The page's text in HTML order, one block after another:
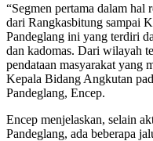
“Segmen pertama dalam
dari Rangkasbitung sampai
Pandeglang ini yang terdiri
dan kadomas. Dari wilayah
pendataan masyarakat yang
Kepala Bidang Angkutan
Pandeglang, Encep.
Encep menjelaskan, selain
Pandeglang, ada beberapa